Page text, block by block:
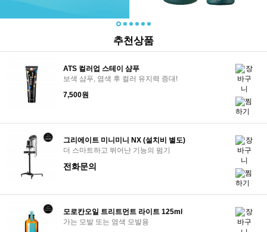
추천상품
ATS 컬러업 스테이 샴푸
보색 샴푸, 염색 후 컬러 유지력 증대!
7,500원
그리에이트 미니미니 NX (설치비 별도)
더 스마트하고 뛰어난 기능의 펌기
전화문의
모로칸오일 트리트먼트 라이트 125ml
가는 모발 또는 염색 모발용